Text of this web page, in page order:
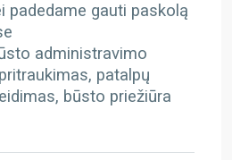
padedame gauti paskolą
administravimo
patalpų
būsto priežiūra